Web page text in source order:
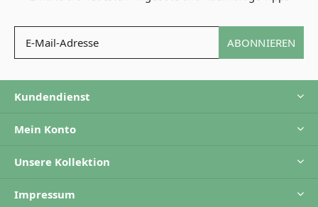
ABONNIEREN
Kundendienst
Mein Konto
Unsere Kollektion
Impressum